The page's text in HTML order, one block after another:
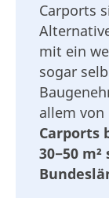
Carports
mit ein
sogar
allem von
Carports
30−50